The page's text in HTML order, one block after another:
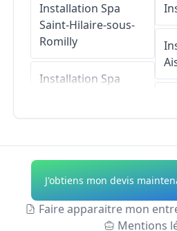
Installation Spa
Saint-Hilaire-sous-
Romilly
Installation Spa
Conflans-sur-Seine
Installation Spa
Esclavolles-Lurey
J'obtiens mon devis
Faire apparaitre mon
Mentions